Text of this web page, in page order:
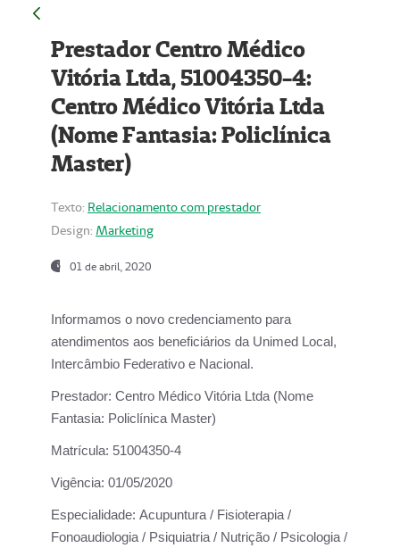
Prestador Centro Médico
Vitória Ltda, 51004350-4:
Centro Médico Vitória Ltda
(Nome Fantasia: Policlínica
Master)
Texto: Relacionamento com prestador
Design: Marketing
01 de abril, 2020
Informamos o novo credenciamento para
atendimentos aos beneficiários da Unimed Local,
Intercâmbio Federativo e Nacional.
Prestador: Centro Médico Vitória Ltda (Nome
Fantasia: Policlínica Master)
Matrícula: 51004350-4
Vigência: 01/05/2020
Especialidade: Acupuntura / Fisioterapia /
Fonoaudiologia / Psiquiatria / Nutrição / Psicologia /